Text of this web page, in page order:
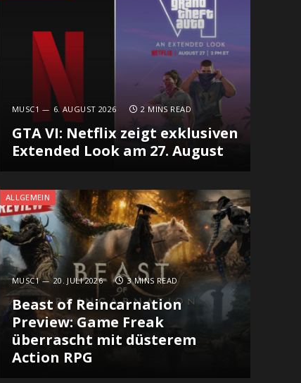
MUSC1 6. AUGUST 2026 2 MINS READ
GTA VI: Netflix zeigt exklusiven
Extended Look am 27. August
ALLGEMEIN
MUSC1 20. JULI 2026 3 MINS READ
Beast of Reincarnation
Preview: Game Freak
überrascht mit düsterem
Action RPG